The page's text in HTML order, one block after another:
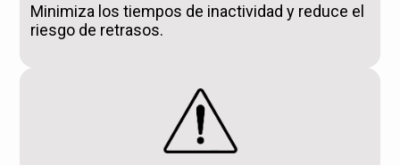
Minimiza los tiempos de inactividad y reduce el
riesgo de retrasos.